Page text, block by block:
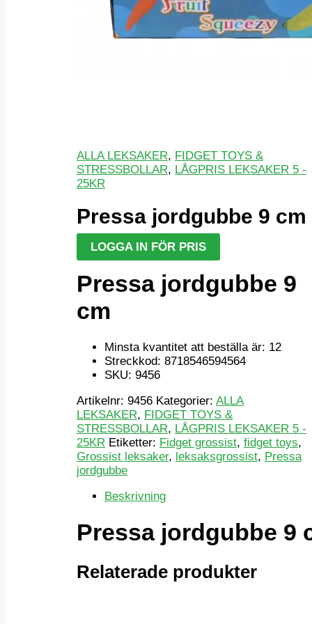
ALLA LEKSAKER, FIDGET TOYS &
STRESSBOLLAR, LÅGPRIS LEKSAKER 5 -
25KR
Pressa jordgubbe 9 cm
LOGGA IN FÖR PRIS
Pressa jordgubbe 9
cm
Minsta kvantitet att beställa är: 12
Streckkod: 8718546594564
SKU: 9456
Artikelnr: 9456 Kategorier: ALLA
LEKSAKER, FIDGET TOYS &
STRESSBOLLAR, LÅGPRIS LEKSAKER 5 -
25KR Etiketter: Fidget grossist, fidget toys,
Grossist leksaker, leksaksgrossist, Pressa
jordgubbe
Beskrivning
Pressa jordgubbe 9
Relaterade produkter